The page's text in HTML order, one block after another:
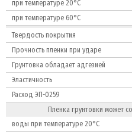
при температуре 20°C
при температуре 60°C
Твердость покрытия
Прочность пленки при ударе
Грунтовка обладает адгезией
Эластичность
Расход ЭП-0259
Пленка грунтовки может
воды при температуре 20°C